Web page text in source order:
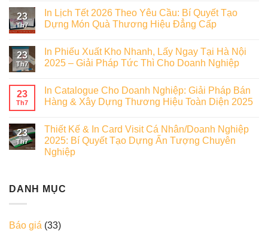
23
Th7
In Lịch Tết 2026 Theo Yêu Cầu: Bí Quyết Tạo
Dựng Món Quà Thương Hiệu Đẳng Cấp
23
Th7
In Phiếu Xuất Kho Nhanh, Lấy Ngay Tại Hà Nội
2025 – Giải Pháp Tức Thì Cho Doanh Nghiệp
23
Th7
In Catalogue Cho Doanh Nghiệp: Giải Pháp Bán
Hàng & Xây Dựng Thương Hiệu Toàn Diện 2025
23
Th7
Thiết Kế & In Card Visit Cá Nhân/Doanh Nghiệp
2025: Bí Quyết Tạo Dựng Ấn Tượng Chuyên
Nghiệp
DANH MỤC
Báo giá (33)